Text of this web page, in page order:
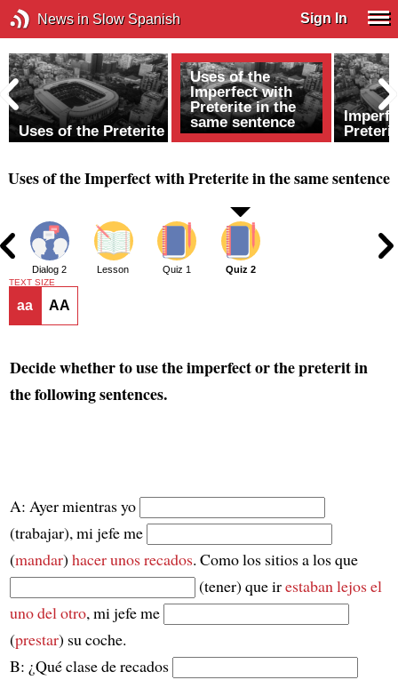
News in Slow Spanish Sign In
Uses of the Preterite
Uses of the
Imperfect with
Preterite in the
same sentence
Uses of the Imperfect with Preterite in the same sentence
Dialog 2 Lesson Quiz 1 Quiz 2
TEXT SIZE
aa AA
Decide whether to use the imperfect or the preterit in
the following sentences.
A: Ayer mientras yo
(trabajar), mi jefe me
(mandar) hacer unos recados. Como los sitios a los que
(tener) que irestaban lejos el
uno del otro, mi jefe me
(prestar) su coche.
B: ¿Qué clase de recados